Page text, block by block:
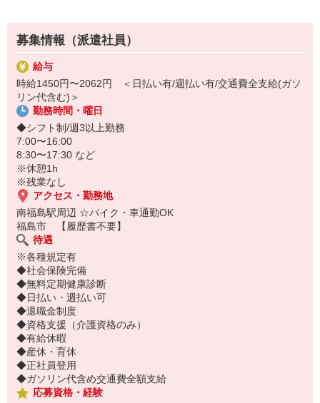
◆お仕事内容
・リハビリ補助
・生活介助
・送迎（できる方のみ） など
◆職場環境
・プライベートの用事で希望休OK
・短期2ヶ月のお試し勤務OK
募集情報（派遣社員）
給与
時給1450円〜2062円 ＜日払い有/週払い有/交通費全支給(ガソ
リン代含む)＞
勤務時間・曜日
◆シフト制/週3以上勤務
7:00〜16:00
8:30〜17:30 など
※休憩1h
※残業なし
アクセス・勤務地
南福島駅周辺 ☆バイク・車通勤OK
福島市 【履歴書不要】
待遇
※各種規定有
◆社会保険完備
◆無料定期健康診断
◆日払い・週払い可
◆退職金制度
◆資格支援（介護資格のみ）
◆有給休暇
◆産休・育休
◆正社員登用
◆ガソリン代含め交通費全額支給
応募資格・経験